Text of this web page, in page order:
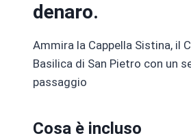
denaro.
Ammira la Cappella Sistina, il
Basilica di San Pietro con un
passaggio
Cosa è incluso